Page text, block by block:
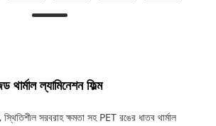
থার্মাল ল্যামিনেশন ফিল্ম
স্থিতিশীল সরবরাহ ক্ষমতা সহ PET রঙের ধাতব থার্মাল